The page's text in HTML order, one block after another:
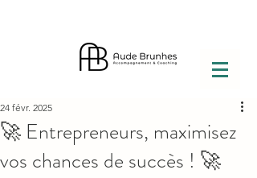
🚀 Entrepreneurs, maximisez
vos chances de succès ! 🚀
24 févr. 2025